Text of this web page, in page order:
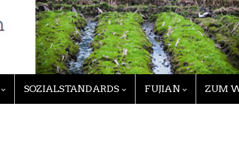
SOZIALSTANDARDS FUJIAN ZUM